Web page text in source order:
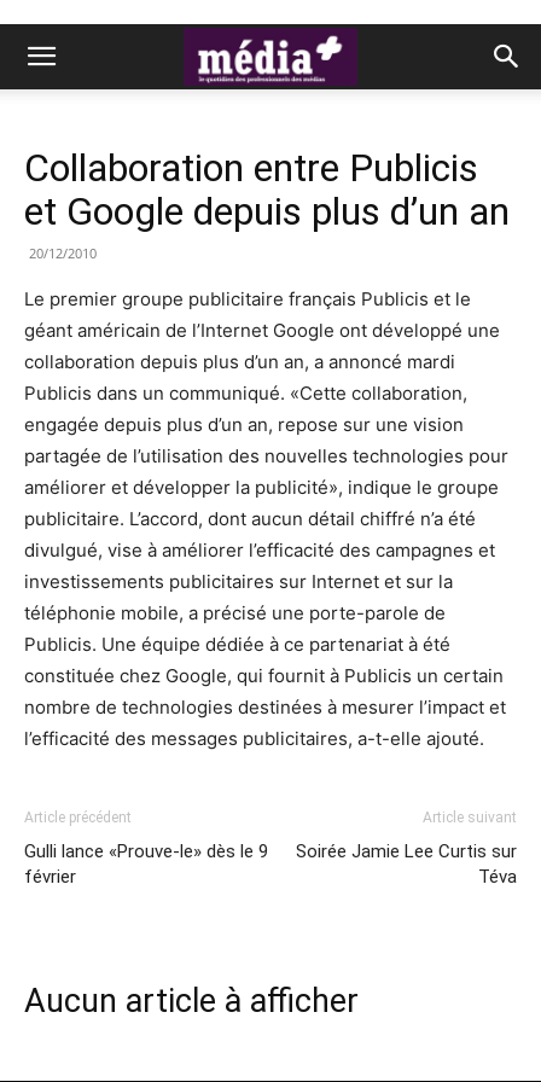
Collaboration entre Publicis
et Google depuis plus d’un an
20/12/2010
Le premier groupe publicitaire français Publicis et le
géant américain de l’Internet Google ont développé une
collaboration depuis plus d’un an, a annoncé mardi
Publicis dans un communiqué. «Cette collaboration,
engagée depuis plus d’un an, repose sur une vision
partagée de l’utilisation des nouvelles technologies pour
améliorer et développer la publicité», indique le groupe
publicitaire. L’accord, dont aucun détail chiffré n’a été
divulgué, vise à améliorer l’efficacité des campagnes et
investissements publicitaires sur Internet et sur la
téléphonie mobile, a précisé une porte-parole de
Publicis. Une équipe dédiée à ce partenariat à été
constituée chez Google, qui fournit à Publicis un certain
nombre de technologies destinées à mesurer l’impact et
l’efficacité des messages publicitaires, a-t-elle ajouté.
Article précédent
Gulli lance «Prouve-le» dès le 9
février
Article suivant
Soirée Jamie Lee Curtis sur
Téva
Aucun article à afficher